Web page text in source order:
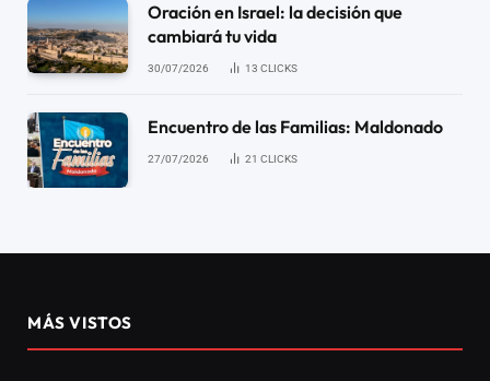
Oración en Israel: la decisión que
cambiará tu vida
30/07/2026 13 CLICKS
Encuentro de las Familias: Maldonado
27/07/2026 21 CLICKS
MÁS VISTOS